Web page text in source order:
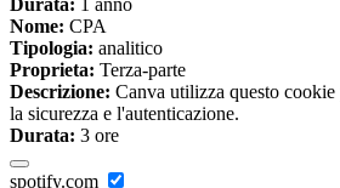
Durata: 1 anno
Nome: CPA
Tipologia: analitico
Proprieta: Terza-parte
Descrizione: Canva utilizza questo
la sicurezza e l'autenticazione.
Durata: 3 ore
spotify.com